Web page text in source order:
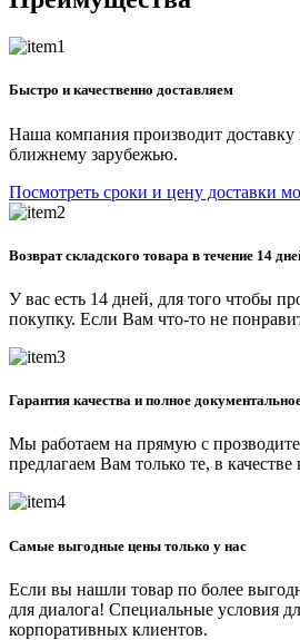
Быстро и качественно доставляем
Наша компания производит доставку
ближнему зарубежью.
Посмотреть сроки и цену доставки
Возврат складского товара в течение 14
У вас есть 14 дней, для того чтобы
покупку. Если Вам что-то не
Гарантия качества и полное
Мы работаем на прямую с
предлагаем Вам только те, в
Самые выгодные цены только у нас
Если вы нашли товар по более
для диалога! Специальные условия
корпоративных клиентов.